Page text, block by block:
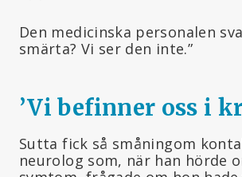
Den medicinska personalen
smärta? Vi ser den inte.”
’Vi befinner oss i
Sutta fick så småningom
neurolog som, när han hörde